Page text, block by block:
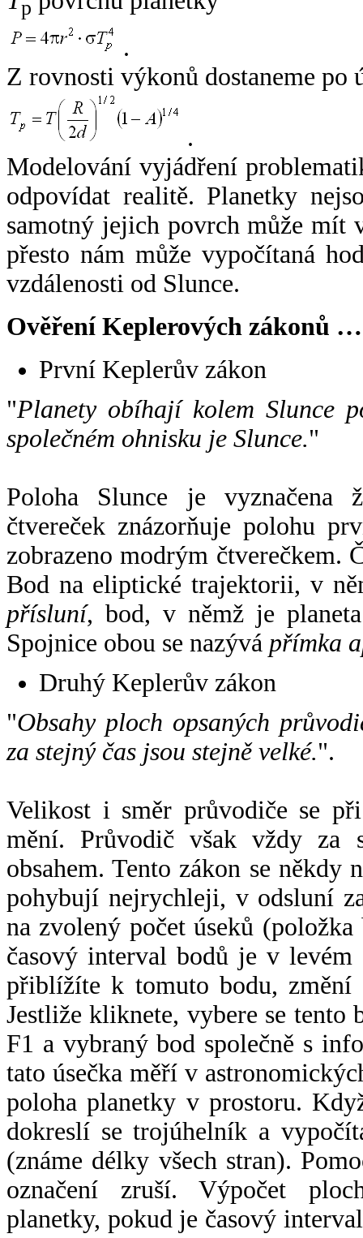
p
.
Z rovnosti výkonů dostaneme po
.
Modelování vyjádření
odpovídat realitě. Planetky
samotný jejich povrch může mít
přesto nám může vypočítaná
vzdálenosti od Slunce.
Ověření Keplerových zákonů …
První Keplerův zákon
"Planety obíhají kolem Slunce
společném ohnisku je Slunce."
Poloha Slunce je vyznačena
čtvereček znázorňuje polohu
zobrazeno modrým čtverečkem.
Bod na eliptické trajektorii, v
přísluní, bod, v němž je
Spojnice obou se nazývá přímka
Druhý Keplerův zákon
"Obsahy ploch opsaných
za stejný čas jsou stejně velké.".
Velikost i směr průvodiče se
mění. Průvodič však vždy za
obsahem. Tento zákon se někdy
pohybují nejrychleji, v odsluní
na zvolený počet úseků
časový interval bodů je v
přiblížíte k tomuto bodu,
Jestliže kliknete, vybere se tento
F1 a vybraný bod společně s
tato úsečka měří v
poloha planetky v prostoru.
dokreslí se trojúhelník a
(známe délky všech stran).
označení zruší. Výpočet
planetky, pokud je časový